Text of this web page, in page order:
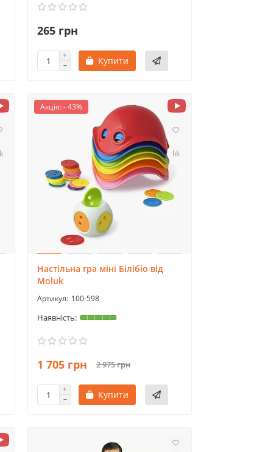
265 грн
Купити
Акція: - 43%
Настільна гра міні Білібіо від
Moluk
100-598
1 705 грн 2 975 грн
Купити